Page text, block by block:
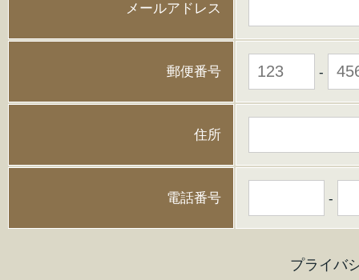
メールアドレス
郵便番号 -
住所
電話番号 -
プライバ